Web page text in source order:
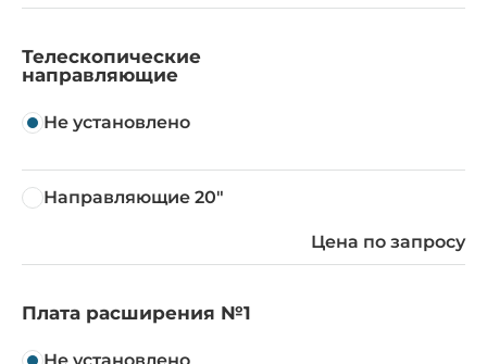
Телескопические
направляющие
Не установлено
Направляющие 20"
Цена по запросу
Плата расширения №1